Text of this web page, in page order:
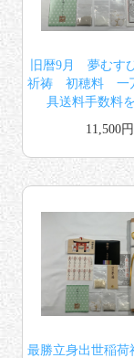
旧暦9月 夢むす
祈祷 初穂料 一
具送料手数料を
11,500円
最勝立身出世稲荷